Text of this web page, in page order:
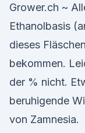
Grower.ch ~
Ethanolbasis
dieses
bekommen.
der % nicht.
beruhigende
von Zamnesia.